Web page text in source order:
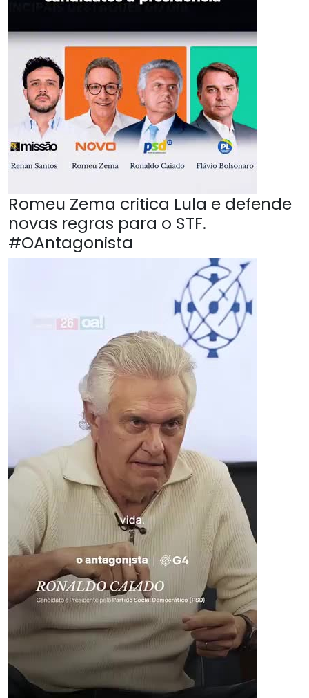
Romeu Zema critica Lula e defende
novas regras para o STF.
#OAntagonista